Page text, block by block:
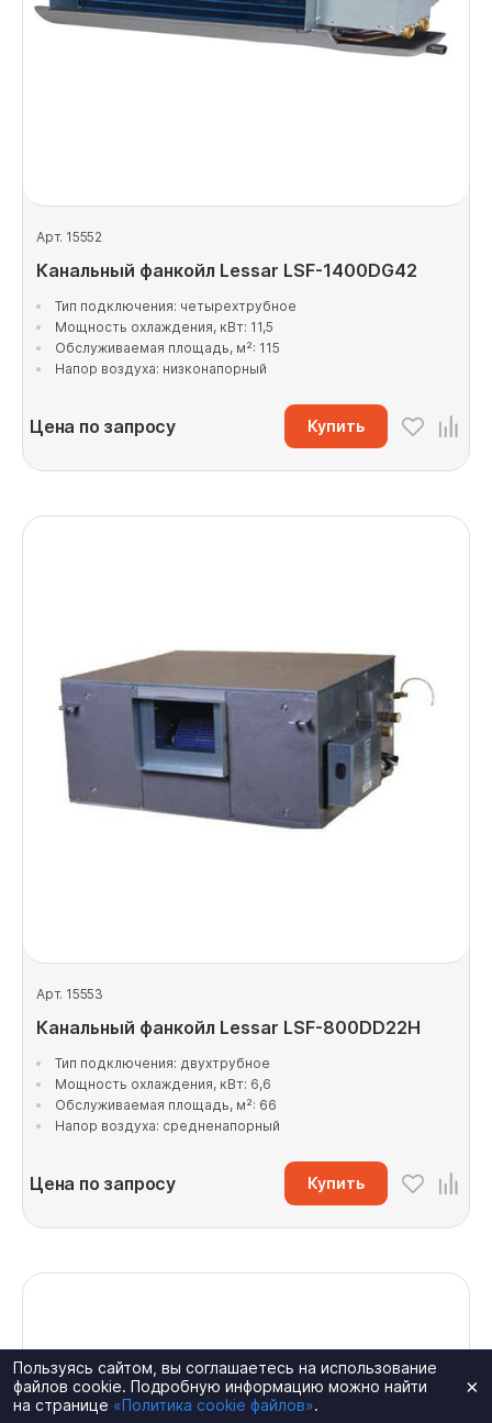
Арт. 15552
Канальный фанкойл Lessar LSF-1400DG42
Тип подключения: четырехтрубное
Мощность охлаждения, кВт: 11,5
Обслуживаемая площадь, м²: 115
Напор воздуха: низконапорный
Цена по запросу Купить
Арт. 15553
Канальный фанкойл Lessar LSF-800DD22H
Тип подключения: двухтрубное
Мощность охлаждения, кВт: 6,6
Обслуживаемая площадь, м²: 66
Напор воздуха: средненапорный
Цена по запросу Купить
×
Пользуясь сайтом, вы соглашаетесь на использование
файлов cookie. Подробную информацию можно найти
на странице «Политика cookie файлов».